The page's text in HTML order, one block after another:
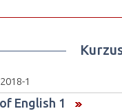
1
English 1